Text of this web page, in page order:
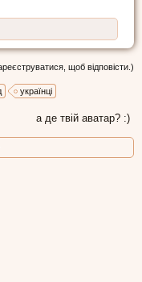
щоб відповісти.)
українці
а де твій аватар? :)